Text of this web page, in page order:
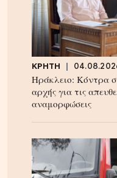
ΚΡΗΤΗ
Ηράκλειο: Κόντρα
αρχής για τις
αναμορφώσεις